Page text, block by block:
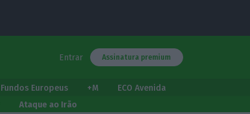
Entrar Assinatura premium
Fundos Europeus +M
ECO Avenida
Ataque ao Irão